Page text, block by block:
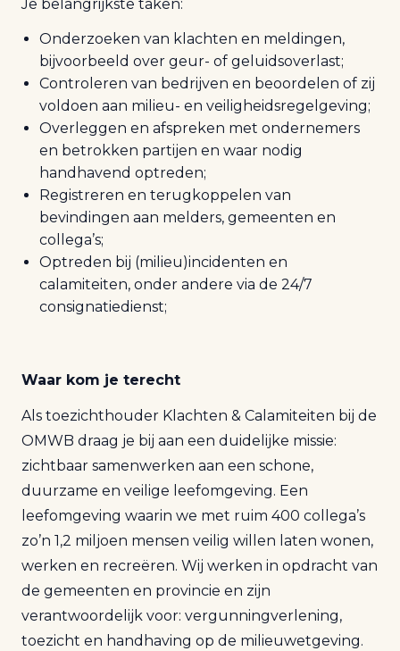
Je belangrijkste taken:
Onderzoeken van klachten en meldingen,
bijvoorbeeld over geur- of geluidsoverlast;
Controleren van bedrijven en beoordelen of zij
voldoen aan milieu- en veiligheidsregelgeving;
Overleggen en afspreken met ondernemers
en betrokken partijen en waar nodig
handhavend optreden;
Registreren en terugkoppelen van
bevindingen aan melders, gemeenten en
collega’s;
Optreden bij (milieu)incidenten en
calamiteiten, onder andere via de 24/7
consignatiedienst;
Waar kom je terecht
Als toezichthouder Klachten & Calamiteiten bij de
OMWB draag je bij aan een duidelijke missie:
zichtbaar samenwerken aan een schone,
duurzame en veilige leefomgeving. Een
leefomgeving waarin we met ruim 400 collega’s
zo’n 1,2 miljoen mensen veilig willen laten wonen,
werken en recreëren. Wij werken in opdracht van
de gemeenten en provincie en zijn
verantwoordelijk voor: vergunningverlening,
toezicht en handhaving op de milieuwetgeving.